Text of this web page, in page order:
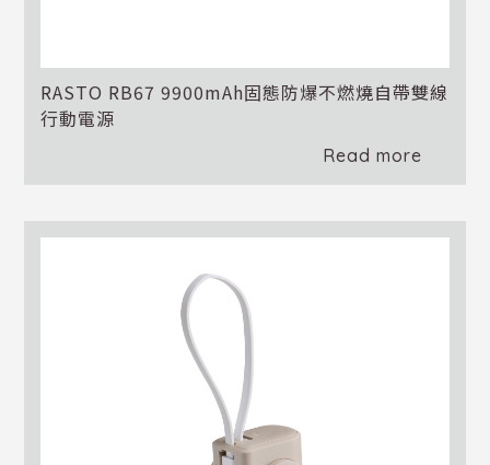
RASTO RB67 9900mAh固態防爆不燃燒自帶雙線
行動電源
Read more